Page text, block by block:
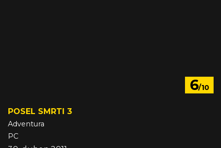
6/10
POSEL SMRTI 3
Adventura
PC